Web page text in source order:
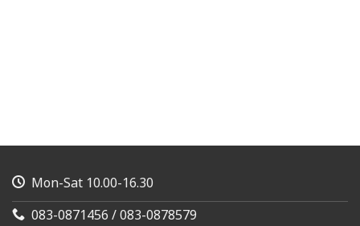
Mon-Sat 10.00-16.30
083-0871456 / 083-0878579